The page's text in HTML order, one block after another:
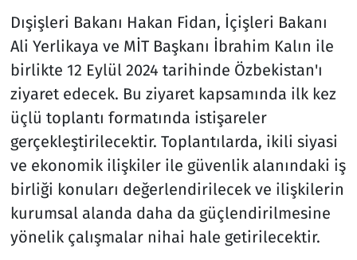
Dışişleri Bakanı Hakan Fidan, İçişleri Bakanı
Ali Yerlikaya ve MİT Başkanı İbrahim Kalın ile
birlikte 12 Eylül 2024 tarihinde Özbekistan'ı
ziyaret edecek. Bu ziyaret kapsamında ilk kez
üçlü toplantı formatında istişareler
gerçekleştirilecektir. Toplantılarda, ikili siyasi
ve ekonomik ilişkiler ile güvenlik alanındaki iş
birliği konuları değerlendirilecek ve ilişkilerin
kurumsal alanda daha da güçlendirilmesine
yönelik çalışmalar nihai hale getirilecektir.